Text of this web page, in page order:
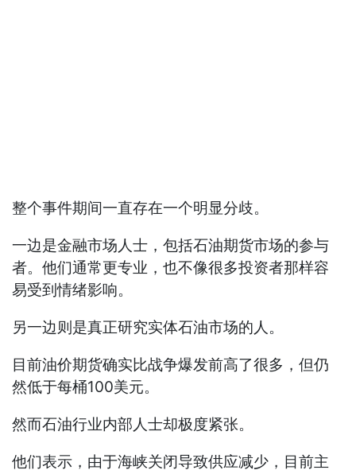
整个事件期间一直存在一个明显分歧。
一边是金融市场人士，包括石油期货市场的参与
者。他们通常更专业，也不像很多投资者那样容
易受到情绪影响。
另一边则是真正研究实体石油市场的人。
目前油价期货确实比战争爆发前高了很多，但仍
然低于每桶100美元。
然而石油行业内部人士却极度紧张。
他们表示，由于海峡关闭导致供应减少，目前主